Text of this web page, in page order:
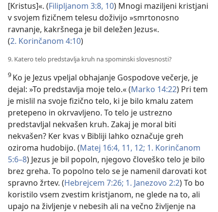
[Kristus]«. (Filipljanom 3:8, 10) Mnogi maziljeni kristjani
v svojem fizičnem telesu doživijo »smrtonosno
ravnanje, kakršnega je bil deležen Jezus«.
(2. Korinčanom 4:10)
9. Katero telo predstavlja kruh na spominski slovesnosti?
9 Ko je Jezus vpeljal obhajanje Gospodove večerje, je
dejal: »To predstavlja moje telo.« (Marko 14:22) Pri tem
je mislil na svoje fizično telo, ki je bilo kmalu zatem
pretepeno in okrvavljeno. To telo je ustrezno
predstavljal nekvašen kruh. Zakaj je moral biti
nekvašen? Ker kvas v Bibliji lahko označuje greh
oziroma hudobijo. (Matej 16:4, 11, 12; 1. Korinčanom
5:6–8) Jezus je bil popoln, njegovo človeško telo je bilo
brez greha. To popolno telo se je namenil darovati kot
spravno žrtev. (Hebrejcem 7:26; 1. Janezovo 2:2) To bo
koristilo vsem zvestim kristjanom, ne glede na to, ali
upajo na življenje v nebesih ali na večno življenje na